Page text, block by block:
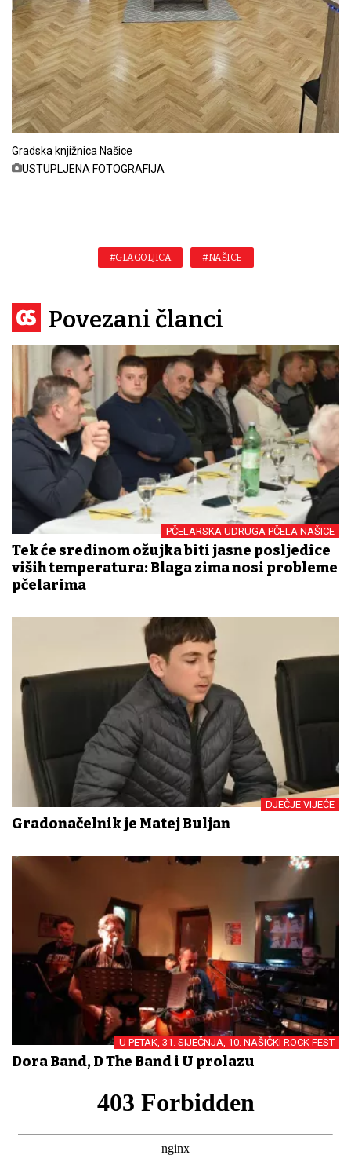
Gradska knjižnica Našice
USTUPLJENA FOTOGRAFIJA
#GLAGOLJICA #NAŠICE
Povezani članci
PČELARSKA UDRUGA PČELA NAŠICE
Tek će sredinom ožujka biti jasne posljedice
viših temperatura: Blaga zima nosi probleme
pčelarima
DJEČJE VIJEĆE
Gradonačelnik je Matej Buljan
U PETAK, 31. SIJEČNJA, 10. NAŠIČKI ROCK FEST
Dora Band, D The Band i U prolazu